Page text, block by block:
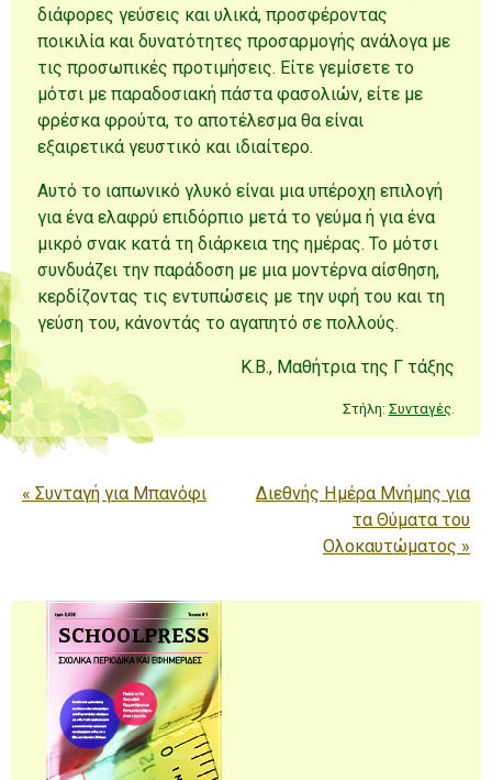
διάφορες γεύσεις και υλικά, προσφέροντας
ποικιλία και δυνατότητες προσαρμογής ανάλογα με
τις προσωπικές προτιμήσεις. Είτε γεμίσετε το
μότσι με παραδοσιακή πάστα φασολιών, είτε με
φρέσκα φρούτα, το αποτέλεσμα θα είναι
εξαιρετικά γευστικό και ιδιαίτερο.
Αυτό το ιαπωνικό γλυκό είναι μια υπέροχη επιλογή
για ένα ελαφρύ επιδόρπιο μετά το γεύμα ή για ένα
μικρό σνακ κατά τη διάρκεια της ημέρας. Το μότσι
συνδυάζει την παράδοση με μια μοντέρνα αίσθηση,
κερδίζοντας τις εντυπώσεις με την υφή του και τη
γεύση του, κάνοντάς το αγαπητό σε πολλούς.
Κ.Β., Μαθήτρια της Γ τάξης
Στήλη: Συνταγές.
Πλοήγηση άρθρων
« Συνταγή για Μπανόφι
Διεθνής Ημέρα Μνήμης για
τα Θύματα του
Ολοκαυτώματος »